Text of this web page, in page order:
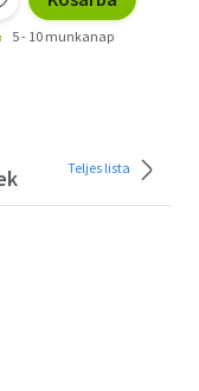
5 - 10 munkanap
Teljes lista